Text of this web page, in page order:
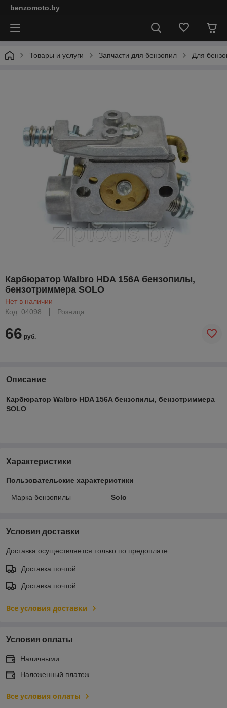
benzomoto.by
Товары и услуги Запчасти для бензопил Для
Карбюратор Walbro HDA 156A бензопилы,
бензотриммера SOLO
Нет в наличии
Код: 04098
Розница
66 руб.
Описание
Карбюратор Walbro HDA 156A бензопилы, бензотриммера
SOLO
Характеристики
Пользовательские характеристики
Марка бензопилы Solo
Условия доставки
Доставка осуществляется только по предоплате.
Доставка почтой
Доставка почтой
Все условия доставки
Условия оплаты
Наличными
Наложенный платеж
Все условия оплаты